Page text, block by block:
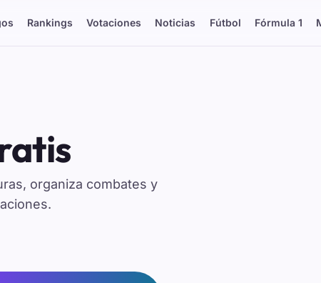
Rankings Votaciones Noticias Fútbol Fórmula 1
organiza combates y